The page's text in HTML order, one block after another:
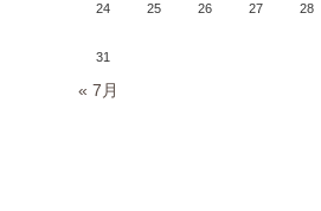
24 25 26 27 28
31
« 7月